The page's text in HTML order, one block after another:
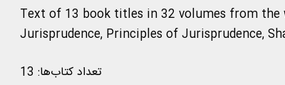
Text of 13 book titles in 32 volumes from the
Jurisprudence, Principles of Jurisprudence,
تعداد کتاب‌ها: 13